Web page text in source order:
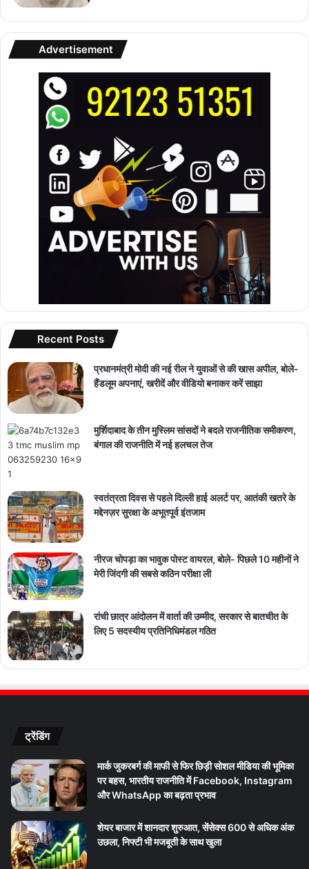
Advertisement
Recent Posts
प्रधानमंत्री मोदी की नई रील ने युवाओं से की खास अपील, बोले-
हैंडलूम अपनाएं, खरीदें और वीडियो बनाकर करें साझा
मुर्शिदाबाद के तीन मुस्लिम सांसदों ने बदले राजनीतिक समीकरण,
बंगाल की राजनीति में नई हलचल तेज
स्वतंत्रता दिवस से पहले दिल्ली हाई अलर्ट पर, आतंकी खतरे के
मद्देनज़र सुरक्षा के अभूतपूर्व इंतजाम
नीरज चोपड़ा का भावुक पोस्ट वायरल, बोले- पिछले 10 महीनों ने
मेरी जिंदगी की सबसे कठिन परीक्षा ली
रांची छात्र आंदोलन में वार्ता की उम्मीद, सरकार से बातचीत के
लिए 5 सदस्यीय प्रतिनिधिमंडल गठित
ट्रेंडिंग
मार्क जुकरबर्ग की माफी से फिर छिड़ी सोशल मीडिया की भूमिका
पर बहस, भारतीय राजनीति में Facebook, Instagram
और WhatsApp का बढ़ता प्रभाव
शेयर बाजार में शानदार शुरुआत, सेंसेक्स 600 से अधिक अंक
उछला, निफ्टी भी मजबूती के साथ खुला